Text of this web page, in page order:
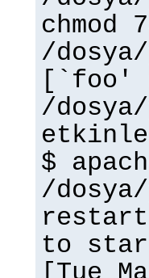
chmod
/
[`foo'
/
$
/
to